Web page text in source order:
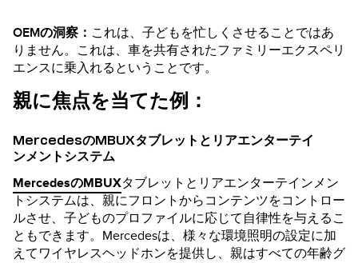
OEMの洞察： これは、子どもを忙しくさせることではあ
りません。これは、車を共有されたファミリーエクスペリ
エンスに乗入れるということです。
親に焦点を当てた例：
MercedesのMBUXタブレットとリアエンターテイ
ンメントシステム
MercedesのMBUXタブレットとリアエンターテインメン
トシステムは、親にフロントからコンテンツをコントロー
ルさせ、子どものプロファイルに応じて自律性を与えるこ
ともできます。Mercedesは、様々な環境照明の設定に加
えてワイヤレスヘッドホンを提供し、親はすべての年齢グ